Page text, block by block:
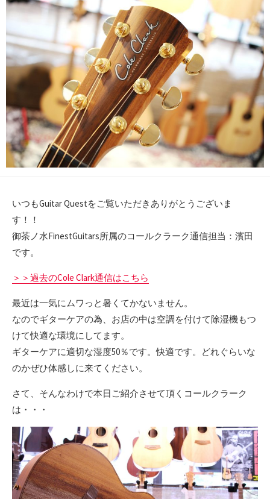
いつもGuitar Questをご覧いただきありがとうございま
す！！
御茶ノ水FinestGuitars所属のコールクラーク通信担当：濱田
です。
＞＞過去のCole Clark通信はこちら
最近は一気にムワっと暑くてかないません。
なのでギターケアの為、お店の中は空調を付けて除湿機もつ
けて快適な環境にしてます。
ギターケアに適切な湿度50％です。快適です。どれぐらいな
のかぜひ体感しに来てください。
さて、そんなわけで本日ご紹介させて頂くコールクラーク
は・・・